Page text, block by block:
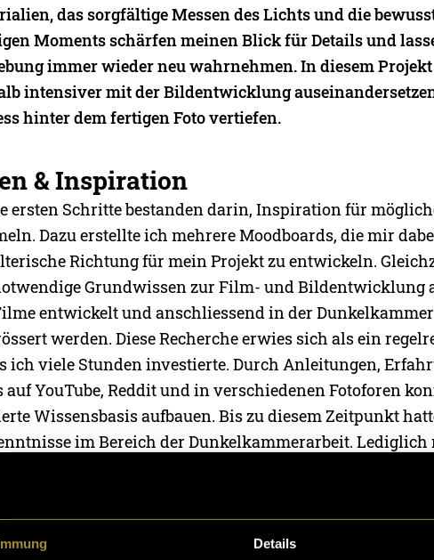
Details
das sorgfältige Messen des Lichts und die
Moments schärfen meinen Blick für Details und
immer wieder neu wahrnehmen. In diesem
intensiver mit der Bildentwicklung
hinter dem fertigen Foto vertiefen.
& Inspiration
ersten Schritte bestanden darin, Inspiration für
Dazu erstellte ich mehrere Moodboards, die mir
Richtung für mein Projekt zu entwickeln.
Grundwissen zur Film- und Bildentwicklung
entwickelt und anschliessend in der
werden. Diese Recherche erwies sich als ein
ich viele Stunden investierte. Durch Anleitungen,
auf YouTube, Reddit und in verschiedenen Fotoforen
Wissensbasis aufbauen. Bis zu diesem Zeitpunkt
im Bereich der Dunkelkammerarbeit.
absolvieren. Dort wurde mir der gesamte
erklärt und ich lernte die wichtigsten Regeln